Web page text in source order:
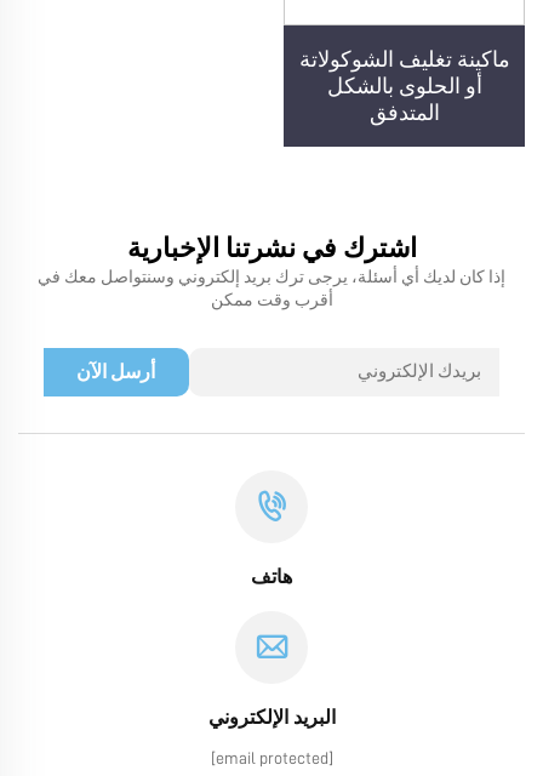
ماكينة تغليف الشوكولاتة
أو الحلوى بالشكل
المتدفق
اشترك في نشرتنا الإخبارية
إذا كان لديك أي أسئلة، يرجى ترك بريد إلكتروني وسنتواصل معك في
أقرب وقت ممكن
أرسل الآن
هاتف
البريد الإلكتروني
[email protected]